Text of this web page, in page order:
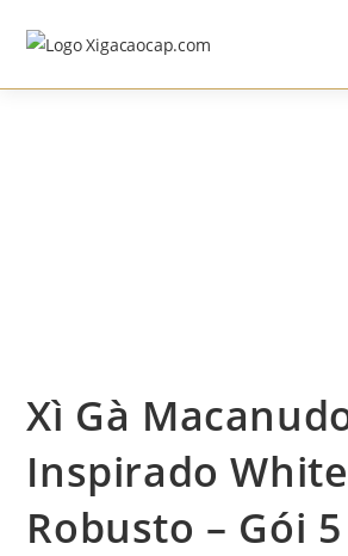
Xì Gà
Inspirado White
Robusto – Gói